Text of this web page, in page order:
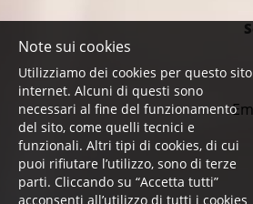
Note sui cookies
Utilizziamo dei cookies per questo sito
internet. Alcuni di questi sono
necessari al fine del funzionamento
del sito, come quelli tecnici e
funzionali. Altri tipi di cookies, di cui
puoi rifiutare l’utilizzo, sono di terze
parti. Cliccando su “Accetta tutti”
acconsenti all’utilizzo di tutti i cookies